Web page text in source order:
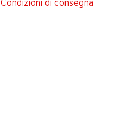
Condizioni di consegna